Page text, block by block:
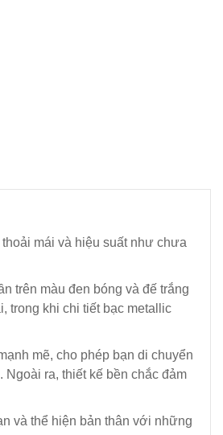
mái và hiệu suất như chưa
trên màu đen bóng và đế trắng
trong khi chi tiết bạc metallic
mẽ, cho phép bạn di chuyển
ra, thiết kế bền chắc đảm
và thể hiện bản thân với những